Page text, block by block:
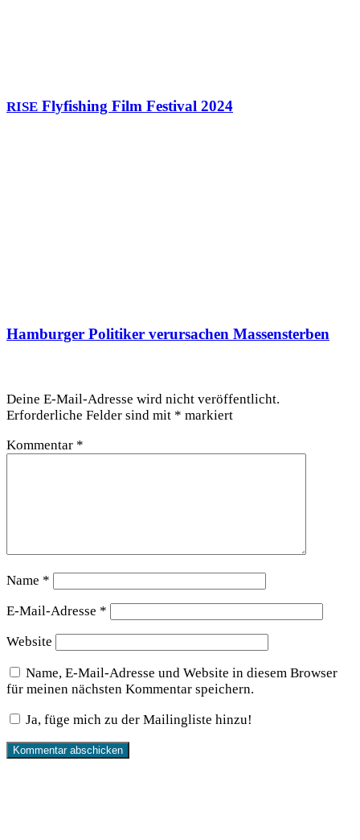
RISE Flyfishing Film Festival 2024
Hamburger Politiker verursachen Massensterben
Deine E-Mail-Adresse wird nicht veröffentlicht.
Erforderliche Felder sind mit * markiert
Kommentar *
Name *
E-Mail-Adresse *
Website
Name, E-Mail-Adresse und Website in diesem Browser
für meinen nächsten Kommentar speichern.
Ja, füge mich zu der Mailingliste hinzu!